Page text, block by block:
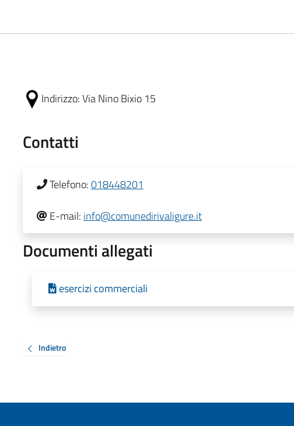
Indirizzo:Via Nino Bixio 15
Contatti
Telefono:018448201
E-mail: info@comunedirivaligure.it
Documenti allegati
esercizi commerciali
Indietro